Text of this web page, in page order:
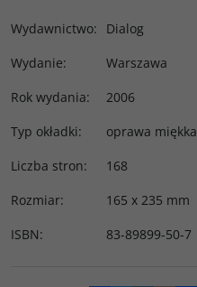
Wydawnictwo:
Dialog
Wydanie:
Warszawa
Rok wydania:
2006
Typ okładki:
oprawa miękka
Liczba stron:
168
Rozmiar:
165 x 235 mm
ISBN: 83-89899-50-7